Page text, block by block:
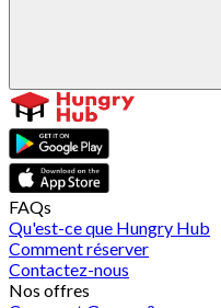
FAQs
Qu'est-ce que Hungry Hub
Comment réserver
Contactez-nous
Nos offres